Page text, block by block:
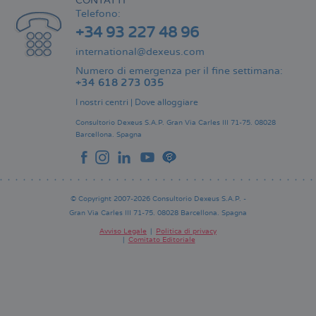
Telefono:
+34 93 227 48 96
international@dexeus.com
Numero di emergenza per il fine settimana:
+34 618 273 035
I nostri centri Dove alloggiare
Consultorio Dexeus S.A.P. Gran Via Carles III 71-75. 08028
Barcellona. Spagna
© Copyright 2007-2026 Consultorio Dexeus S.A.P. -
Gran Via Carles III 71-75. 08028 Barcellona. Spagna
Avviso Legale
Politica di privacy
Comitato Editoriale